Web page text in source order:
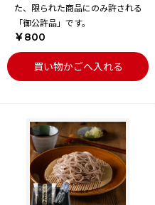
た、限られた商品にのみ許される
「御公許品」です。
￥800
買い物かごへ入れる